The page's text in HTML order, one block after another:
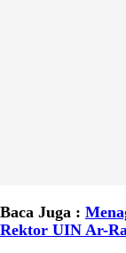
Baca Juga :
Rektor UIN Ar-